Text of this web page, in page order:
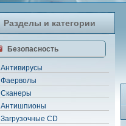
Разделы и категории
Безопасность
Антивирусы
Фаерволы
Сканеры
Антишпионы
Загрузочные CD